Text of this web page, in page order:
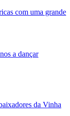
com uma grande
a dançar
da Vinha